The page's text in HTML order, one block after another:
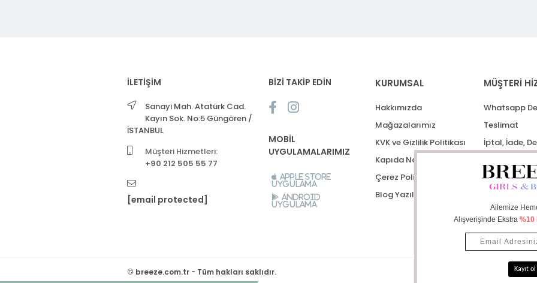
İLETİŞİM
Sanayi Mah. Atatürk Cad.
Kayın Sok. No:5 Güngören /
İSTANBUL
Müşteri Hizmetleri:
+90 212 505 55 77
[email protected]
BİZİ TAKİP EDİN
MOBİL
UYGULAMALARIMIZ
Apple Store
Uygulama
Android
Uygulama
KURUMSAL
Hakkımızda
Mağazalarımız
KVK ve Gizlilik Politikası
Kapıda Nakit Ödeme
Çerez Politikası
Blog Yazıları
MÜŞTERİ
Whatsapp
Teslimat
İptal, İade,
© breeze.com.tr - Tüm hakları saklıdır.